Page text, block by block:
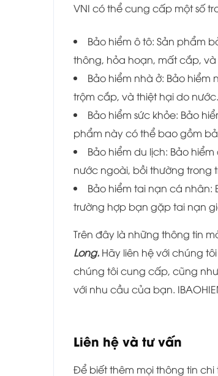
VNI có thể cung cấp một số
Bảo hiểm ô tô: Sản phẩm
thông, hỏa hoạn, mất cắp,
Bảo hiểm nhà ở: Bảo
trộm cắp, và thiệt hại do nước.
Bảo hiểm sức khỏe: Bảo
phẩm này có thể bao gồm
Bảo hiểm du lịch: Bảo
nước ngoài, bồi thường trong
Bảo hiểm tai nạn cá
trường hợp bạn gặp tai nạn
Trên đây là những thông tin
Long. Hãy liên hệ với chúng
chúng tôi cung cấp, cũng
với nhu cầu của bạn.
Liên hệ và tư vấn
Để biết thêm mọi thông tin chi